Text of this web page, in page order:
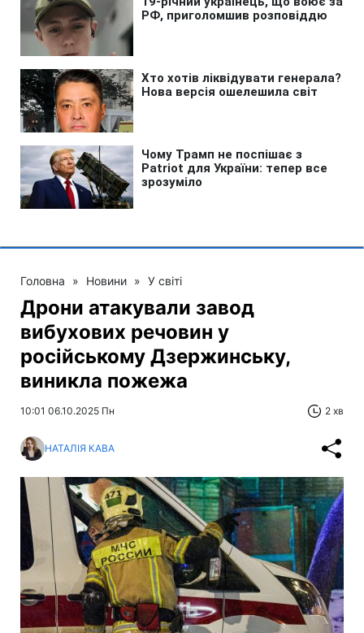
Головна » Новини » У світі
Дрони атакували завод
вибухових речовин у
російському Дзержинську,
виникла пожежа
10:01 06.10.2025 Пн 2 хв
НАТАЛІЯ КАВА